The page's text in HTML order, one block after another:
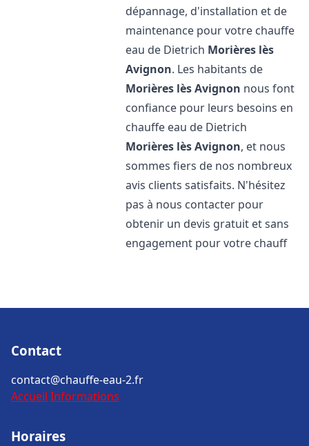
dépannage, d'installation et de
maintenance pour votre chauffe
eau de Dietrich Morières lès
Avignon. Les habitants de
Morières lès Avignon nous font
confiance pour leurs besoins en
chauffe eau de Dietrich
Morières lès Avignon, et nous
sommes fiers de nos nombreux
avis clients satisfaits. N'hésitez
pas à nous contacter pour
obtenir un devis gratuit et sans
engagement pour votre chauff
Contact
contact@chauffe-eau-2.fr
Accueil Informations
Horaires